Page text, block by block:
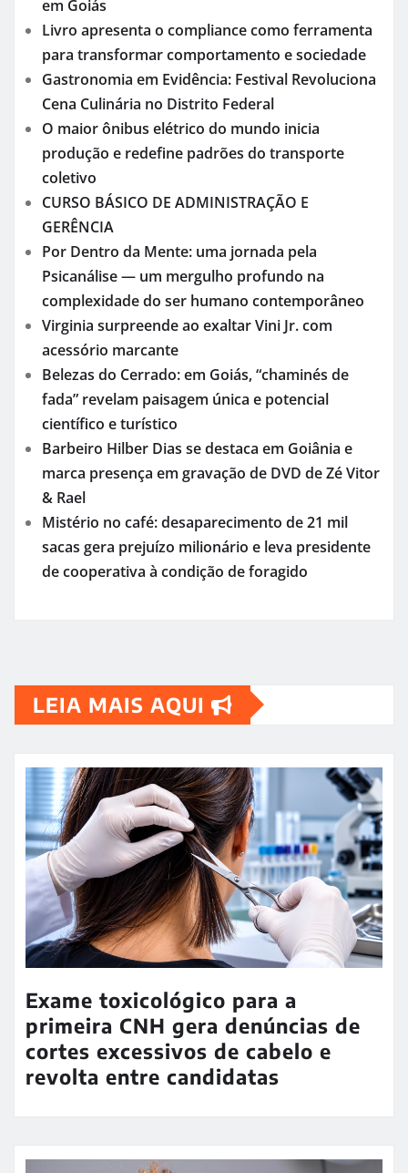
em Goiás
Livro apresenta o compliance como ferramenta
para transformar comportamento e sociedade
Gastronomia em Evidência: Festival Revoluciona
Cena Culinária no Distrito Federal
O maior ônibus elétrico do mundo inicia
produção e redefine padrões do transporte
coletivo
CURSO BÁSICO DE ADMINISTRAÇÃO E
GERÊNCIA
Por Dentro da Mente: uma jornada pela
Psicanálise — um mergulho profundo na
complexidade do ser humano contemporâneo
Virginia surpreende ao exaltar Vini Jr. com
acessório marcante
Belezas do Cerrado: em Goiás, “chaminés de
fada” revelam paisagem única e potencial
científico e turístico
Barbeiro Hilber Dias se destaca em Goiânia e
marca presença em gravação de DVD de Zé Vitor
& Rael
Mistério no café: desaparecimento de 21 mil
sacas gera prejuízo milionário e leva presidente
de cooperativa à condição de foragido
LEIA MAIS AQUI
Exame toxicológico para a
primeira CNH gera denúncias de
cortes excessivos de cabelo e
revolta entre candidatas